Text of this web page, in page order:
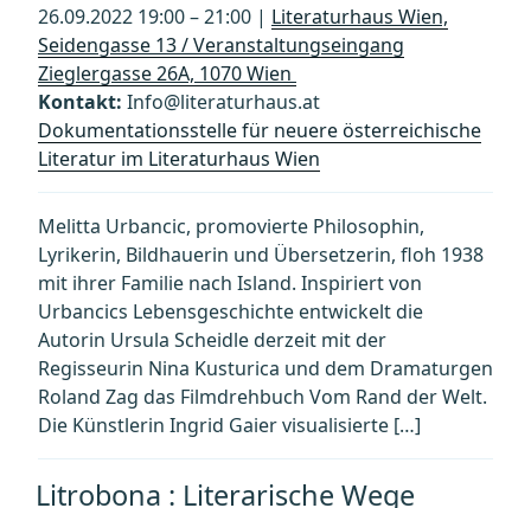
26.09.2022 19:00 – 21:00 | Literaturhaus Wien,
Seidengasse 13 / Veranstaltungseingang
Zieglergasse 26A, 1070 Wien
Kontakt: Info@literaturhaus.at
Dokumentationsstelle für neuere österreichische
Literatur im Literaturhaus Wien
Melitta Urbancic, promovierte Philosophin,
Lyrikerin, Bildhauerin und Übersetzerin, floh 1938
mit ihrer Familie nach Island. Inspiriert von
Urbancics Lebensgeschichte entwickelt die
Autorin Ursula Scheidle derzeit mit der
Regisseurin Nina Kusturica und dem Dramaturgen
Roland Zag das Filmdrehbuch Vom Rand der Welt.
Die Künstlerin Ingrid Gaier visualisierte […]
Litrobona : Literarische Wege